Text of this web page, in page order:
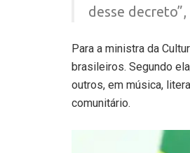
desse
Para a ministra da
brasileiros. Segundo
outros, em música,
comunitário.